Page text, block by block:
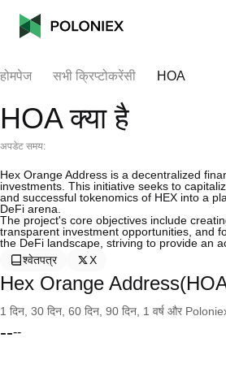
होमपेज सभी क्रिप्टोकरेंसी HOA
HOA क्या है
अपडेट समय:
Hex Orange Address is a decentralized
investments. This initiative seeks to
and successful tokenomics of HEX into a
DeFi arena.
The project's core objectives include
transparent investment opportunities, and
the DeFi landscape, striving to provide an
श्वेतपत्र
X
Hex Orange
1 दिन, 30 दिन, 60 दिन, 90 दिन, 1 वर्ष और
----